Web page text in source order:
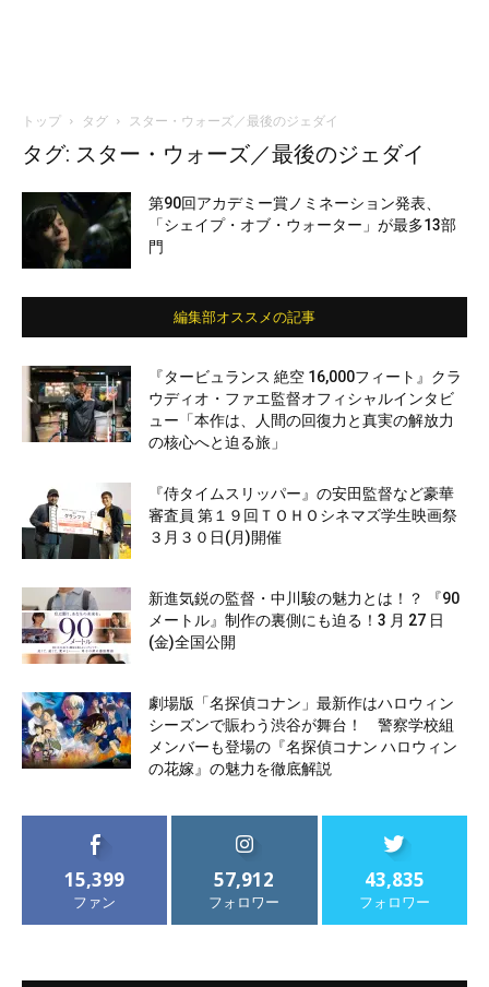
トップ タグ スター・ウォーズ／最後のジェダイ
タグ: スター・ウォーズ／最後のジェダイ
第90回アカデミー賞ノミネーション発表、
「シェイプ・オブ・ウォーター」が最多13部
門
編集部オススメの記事
『タービュランス 絶空 16,000フィート』クラ
ウディオ・ファエ監督オフィシャルインタビ
ュー「本作は、人間の回復力と真実の解放力
の核心へと迫る旅」
『侍タイムスリッパー』の安田監督など豪華
審査員 第１９回ＴＯＨＯシネマズ学生映画祭
３月３０日(月)開催
新進気鋭の監督・中川駿の魅力とは！？ 『90
メートル』制作の裏側にも迫る！3 月 27 日
(金)全国公開
劇場版「名探偵コナン」最新作はハロウィン
シーズンで賑わう渋谷が舞台！ 警察学校組
メンバーも登場の『名探偵コナン ハロウィン
の花嫁』の魅力を徹底解説
15,399
ファン
57,912
フォロワー
43,835
フォロワー